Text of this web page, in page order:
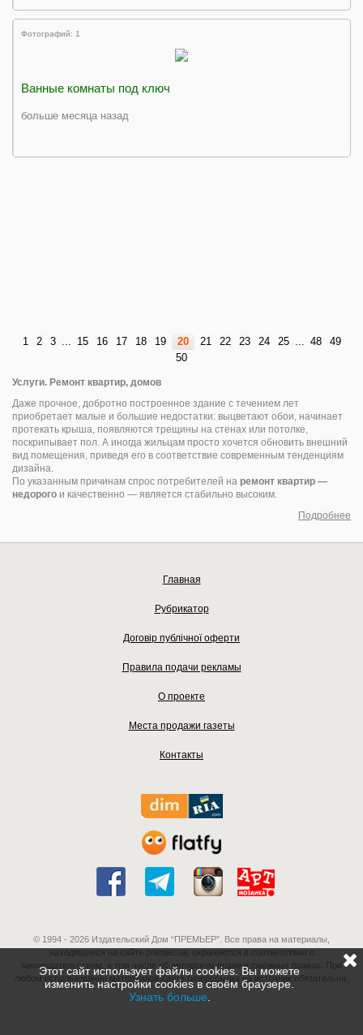
Фотографий: 1
Ванные комнаты под ключ
больше месяца назад
1 2 3 ... 15 16 17 18 19 20 21 22 23 24 25 ... 48
49
50
Услуги. Ремонт квартир, домов
Даже прочное, добротно построенное здание с течением лет
приобретает малые и большие недостатки: выцветают обои, начинает
протекать крыша, появляются трещины на стенах или потолке,
поскрипывает пол. А иногда жильцам просто хочется обновить внешний
вид помещения, приведя его в соответствие современным тенденциям
дизайна.
По указанным причинам спрос потребителей на ремонт квартир —
недорого и качественно — является стабильно высоким.
Подробнее
Главная
Рубрикатор
Договір публічної оферти
Правила подачи рекламы
О проекте
Места продажи газеты
Контакты
© 1994 - 2026 Издательский Дом “ПРЕМЬЕР”. Все права на материалы,
находящиеся на сайте premier.ua, охраняются в соответствии с
законодательством, в том числе об авторском праве и смежных правах. При
любом использовании материалов сайта гиперссылка на источник обязательна.
Этот сайт использует файлы cookies. Вы можете
изменить настройки cookies в своём браузере.
Узнать больше